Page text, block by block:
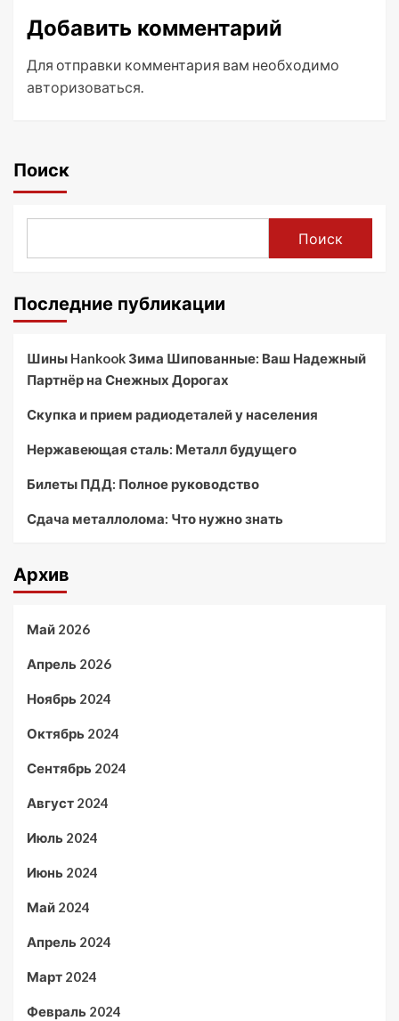
Добавить комментарий
Для отправки комментария вам необходимо
авторизоваться.
Поиск
Поиск
Последние публикации
Шины Hankook Зима Шипованные: Ваш Надежный
Партнёр на Снежных Дорогах
Скупка и прием радиодеталей у населения
Нержавеющая сталь: Металл будущего
Билеты ПДД: Полное руководство
Сдача металлолома: Что нужно знать
Архив
Май 2026
Апрель 2026
Ноябрь 2024
Октябрь 2024
Сентябрь 2024
Август 2024
Июль 2024
Июнь 2024
Май 2024
Апрель 2024
Март 2024
Февраль 2024